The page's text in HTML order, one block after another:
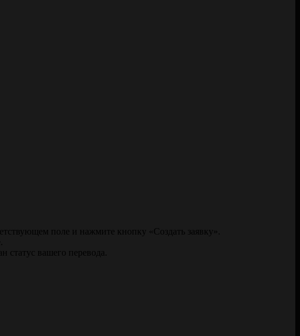
поле и нажмите кнопку «Создать заявку».
статус вашего перевода.